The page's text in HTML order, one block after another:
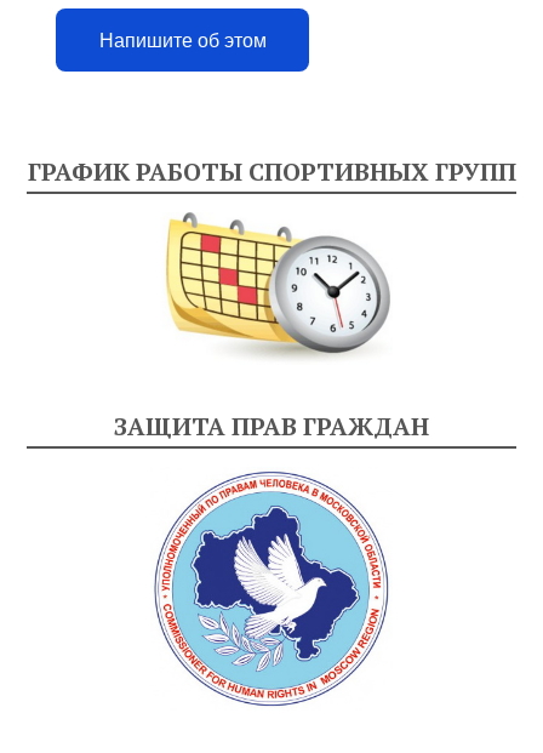
Напишите об этом
ГРАФИК РАБОТЫ СПОРТИВНЫХ ГРУПП
ЗАЩИТА ПРАВ ГРАЖДАН